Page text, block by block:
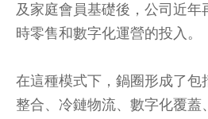
及家庭會員基礎後，公司近年
時零售和數字化運營的投入。
在這種模式下，鍋圈形成了包
整合、冷鏈物流、數字化覆蓋